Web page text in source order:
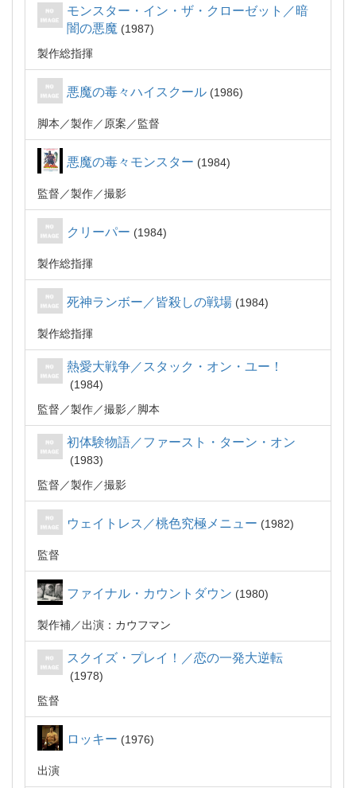
モンスター・イン・ザ・クローゼット／暗
闇の悪魔
1987
製作総指揮
悪魔の毒々ハイスクール 1986
脚本 製作 原案 監督
悪魔の毒々モンスター 1984
監督 製作 撮影
クリーパー 1984
製作総指揮
死神ランボー／皆殺しの戦場 1984
製作総指揮
熱愛大戦争／スタック・オン・ユー！
1984
監督
製作 撮影 脚本
初体験物語／ファースト・ターン・オン
1983
監督
製作 撮影
ウェイトレス／桃色究極メニュー 1982
監督
ファイナル・カウントダウン 1980
製作補 出演：カウフマン
スクイズ・プレイ！／恋の一発大逆転
1978
監督
ロッキー 1976
出演